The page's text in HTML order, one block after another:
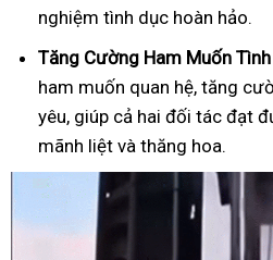
nghiệm tình dục hoàn hảo.
Tăng Cường Ham Muốn
ham muốn quan hệ, tăng
yêu, giúp cả hai đối tác đạt
mãnh liệt và thăng hoa.